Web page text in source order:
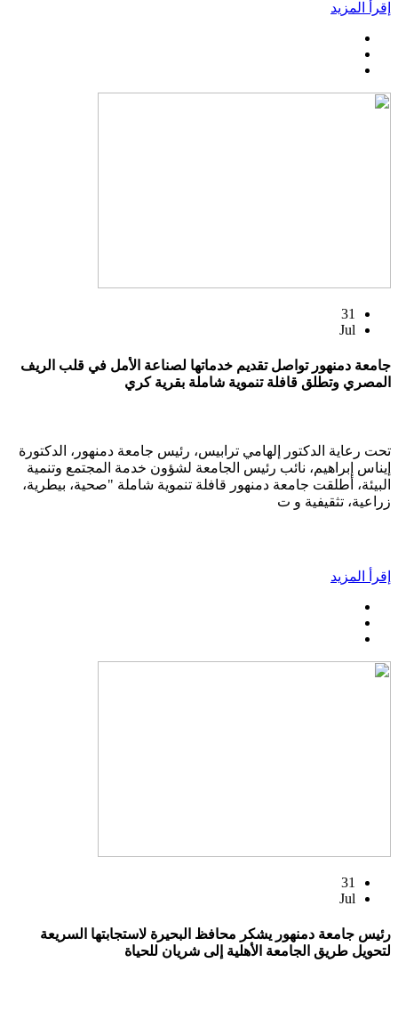
إقرأ المزيد
31
Jul
جامعة دمنهور تواصل تقديم خدماتها لصناعة الأمل في قلب الريف
المصري وتطلق قافلة تنموية شاملة بقرية كري
تحت رعاية الدكتور إلهامي ترابيس، رئيس جامعة دمنهور، الدكتورة
إيناس إبراهيم، نائب رئيس الجامعة لشؤون خدمة المجتمع وتنمية
البيئة، أطلقت جامعة دمنهور قافلة تنموية شاملة "صحية، بيطرية،
زراعية، تثقيفية و ت
إقرأ المزيد
31
Jul
رئيس جامعة دمنهور يشكر محافظ البحيرة لاستجابتها السريعة
لتحويل طريق الجامعة الأهلية إلى شريان للحياة